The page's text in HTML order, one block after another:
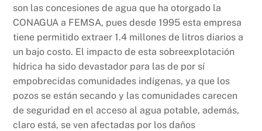
son las concesiones de agua que ha otorgado la
CONAGUA a FEMSA, pues desde 1995 esta empresa
tiene permitido extraer 1.4 millones de litros diarios a
un bajo costo. El impacto de esta sobreexplotación
hídrica ha sido devastador para las de por sí
empobrecidas comunidades indígenas, ya que los
pozos se están secando y las comunidades carecen
de seguridad en el acceso al agua potable, además,
claro está, se ven afectadas por los daños